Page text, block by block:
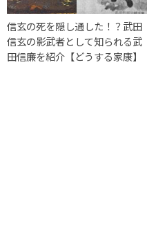
信玄の死を隠し通した！？武田
信玄の影武者として知られる武
田信廉を紹介【どうする家康】